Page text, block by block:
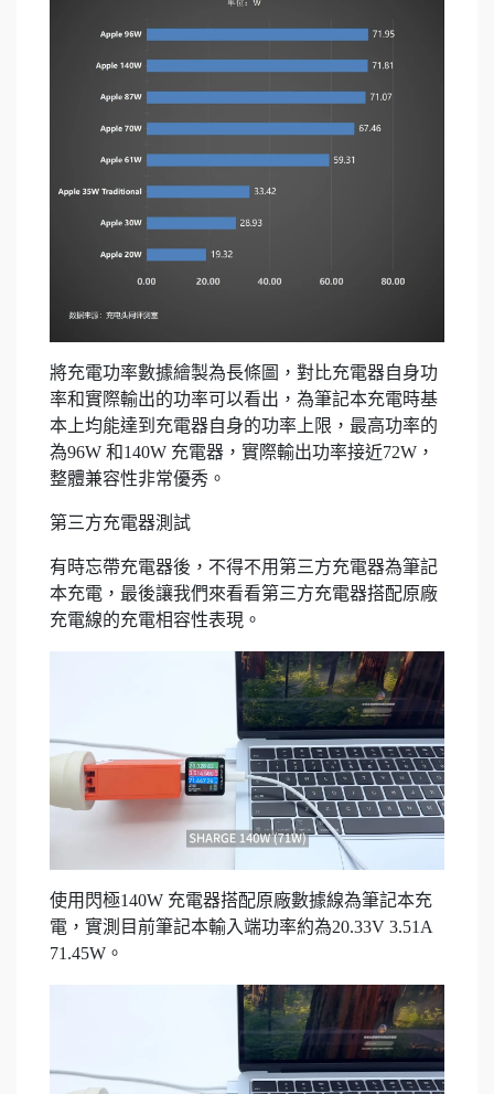
將充電功率數據繪製為長條圖，對比充電器自身功
率和實際輸出的功率可以看出，為筆記本充電時基
本上均能達到充電器自身的功率上限，最高功率的
為96W 和140W 充電器，實際輸出功率接近72W，
整體兼容性非常優秀。
第三方充電器測試
有時忘帶充電器後，不得不用第三方充電器為筆記
本充電，最後讓我們來看看第三方充電器搭配原廠
充電線的充電相容性表現。
使用閃極140W 充電器搭配原廠數據線為筆記本充
電，實測目前筆記本輸入端功率約為20.33V 3.51A
71.45W。